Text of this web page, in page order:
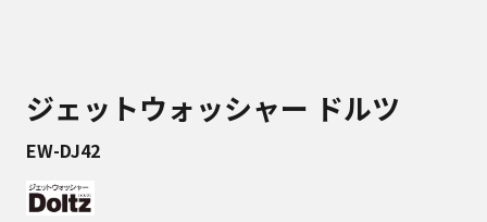
ジェットウォッシャー ドルツ
EW-DJ42